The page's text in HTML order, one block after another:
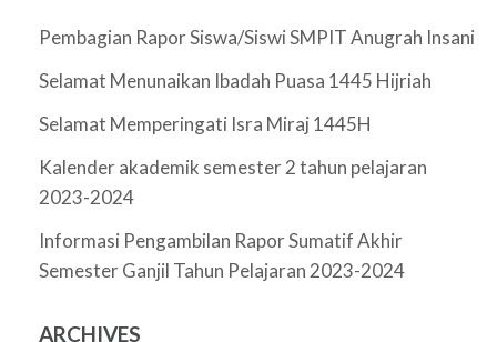
Pembagian Rapor Siswa/Siswi SMPIT Anugrah Insani
Selamat Menunaikan Ibadah Puasa 1445 Hijriah
Selamat Memperingati Isra Miraj 1445H
Kalender akademik semester 2 tahun pelajaran
2023-2024
Informasi Pengambilan Rapor Sumatif Akhir
Semester Ganjil Tahun Pelajaran 2023-2024
ARCHIVES